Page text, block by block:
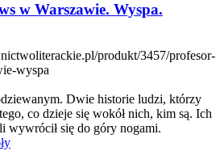
w Warszawie. Wyspa.
produkt/3457/profesor-
wyspa
Dwie historie ludzi, którzy
co dzieje się wokół nich, kim są. Ich
wywrócił się do góry nogami.